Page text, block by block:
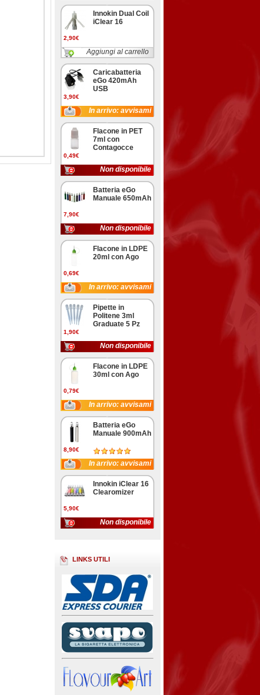
2,90€
Innokin Dual Coil
iClear 16
Aggiungi al carrello
3,90€
Caricabatteria
eGo 420mAh
USB
In arrivo: avvisami
0,49€
Flacone in PET
7ml con
Contagocce
Non disponibile
7,90€
Batteria eGo
Manuale 650mAh
Non disponibile
0,69€
Flacone in LDPE
20ml con Ago
In arrivo: avvisami
1,90€
Pipette in
Politene 3ml
Graduate 5 Pz
Non disponibile
0,79€
Flacone in LDPE
30ml con Ago
In arrivo: avvisami
8,90€
Batteria eGo
Manuale 900mAh
In arrivo: avvisami
5,90€
Innokin iClear 16
Clearomizer
Non disponibile
LINKS UTILI